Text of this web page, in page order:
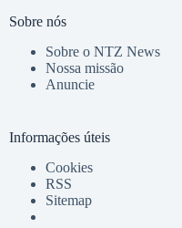
Sobre nós
Sobre o NTZ News
Nossa missão
Anuncie
Informações úteis
Cookies
RSS
Sitemap